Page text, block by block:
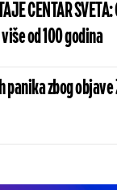
CENTAR
od 100 godina
panika zbog